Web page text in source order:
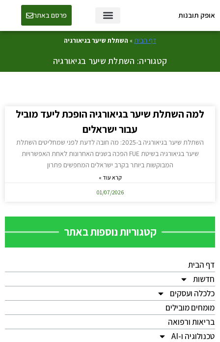
אופק תובנות פרסם באתר
דף הבית» השתלת שיער בגיאורגיה
קטגוריה: השתלת שיער בגיאורגיה
למה השתלת שיער בגיאורגיה הופכת ליעד מוביל
עבור ישראלים
השתלת שיער בגיאורגיה ב-2025: מה חובה לדעת לפני שמחליטים השתלת
שיער בגיאורגיה בשיטת FUE הפכה בשנים האחרונות לאחת האפשרויות
המבוקשות ביותר בקרב ישראלים המחפשים פתרון
קרא עוד »
01/07/2026
קטגוריות נוספות באתר
דף הבית
חדשות
כלכלה ועסקים
מומחים מובילים
בריאות ורפואה
טכנולוגיה ו-AI